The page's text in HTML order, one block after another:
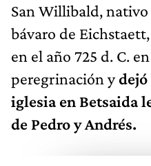
San Willibald,
bávaro de
en el año 725 d. C.
peregrinación ydejó
iglesia en Betsaida
de Pedro y Andrés.